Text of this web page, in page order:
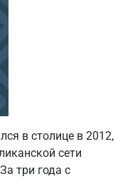
в столице в 2012,
сети
три года с